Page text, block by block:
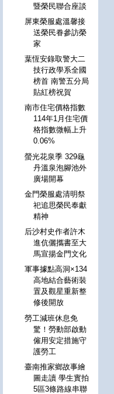
暨榮民聯合座談
屏東榮服處溫馨接
送榮民眷參訪榮
家
葉恆安錄取警大二
技行政學系全國
榜首 南警五分局
貼紅榜祝賀
南市住宅價格指數
114年1月住宅價
格指數微幅上升
0.06%
螢光花泉季 329龜
丹溫泉泡腳池外
廣場開幕
金門榮服處清明祭
祀追思榮民奉獻
精神
后沙村史作者許木
進伉儷攜書至大
馬宣揚金門文化
軍事據點高洞×134
高地結合藝術裝
置及觀星重新整
修後開放
勞工減班休息免
驚！勞動部啟動
僱用安定措施守
護勞工
臺南推家鄉故事繪
圖走讀 學生實拍
5區3條路線串聯